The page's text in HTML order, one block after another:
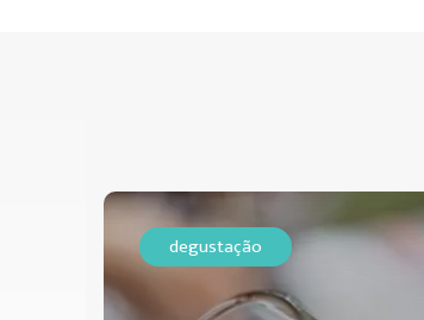
degustação